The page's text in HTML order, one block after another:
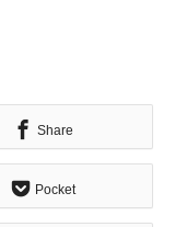
Share
Pocket